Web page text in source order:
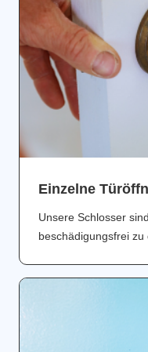
Einzelne
Unsere Schlosser
beschädigungsfrei zu